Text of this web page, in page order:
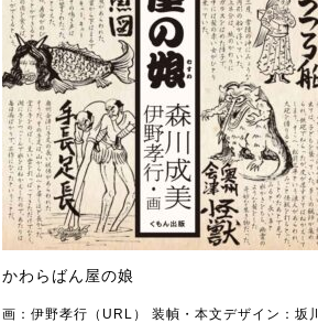
かわらばん屋の娘
画：伊野孝行（URL） 装幀・本文デザイン：坂川